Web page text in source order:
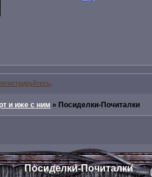
и иже с ним »Посиделки-Почиталки
Посиделки-Почиталки